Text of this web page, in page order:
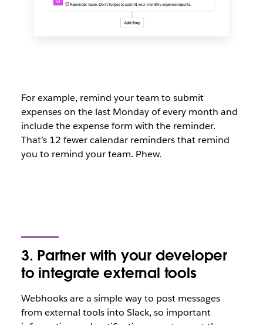
For example, remind your team to submit
expenses on the last Monday of every month and
include the expense form with the reminder.
That’s 12 fewer calendar reminders that remind
you to remind your team. Phew.
3. Partner with your developer
to integrate external tools
Webhooks are a simple way to post messages
from external tools into Slack, so important